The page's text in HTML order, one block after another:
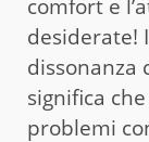
comfort e
desiderate!
dissonanza
significa
problemi